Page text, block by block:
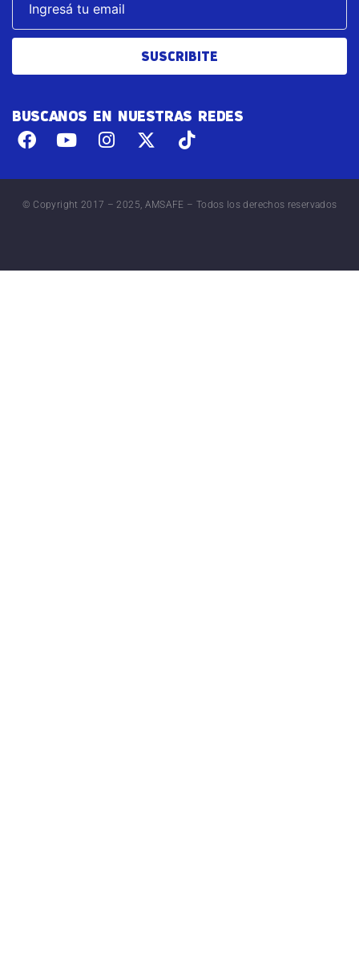
SUSCRIBITE
BUSCANOS EN NUESTRAS REDES
© Copyright 2017 – 2025, AMSAFE – Todos los derechos reservados